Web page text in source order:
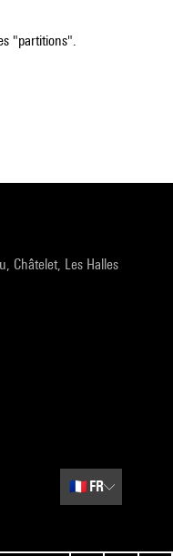
"partitions".
Châtelet, Les Halles
🇫🇷 FR